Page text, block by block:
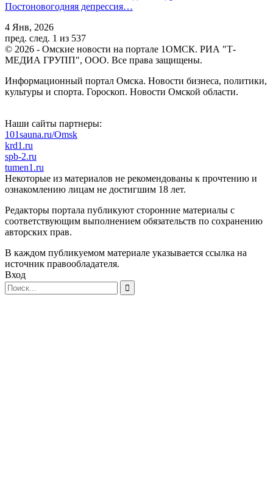
Постоновогодняя депрессия…
4 Янв, 2026
пред. след. 1 из 537
© 2026 - Омские новости на портале 1ОМСК. РИА "Т-
МЕДИА ГРУПП", ООО. Все права защищены.
Информационный портал Омска. Новости бизнеса, политики,
культуры и спорта. Гороскоп. Новости Омской области.
Наши сайты партнеры:
101sauna.ru/Omsk
krd1.ru
spb-2.ru
tumen1.ru
Некоторые из материалов не рекомендованы к прочтению и
ознакомлению лицам не достигшим 18 лет.
Редакторы портала публикуют сторонние материалы с
соответствующим выполнением обязательств по сохранению
авторских прав.
В каждом публикуемом материале указывается ссылка на
источник правообладателя.
Вход